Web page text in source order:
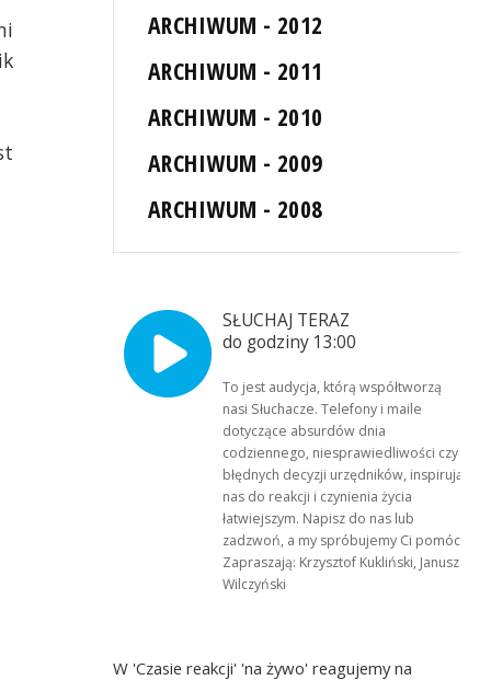
ARCHIWUM - 2012
ARCHIWUM - 2011
ARCHIWUM - 2010
ARCHIWUM - 2009
ARCHIWUM - 2008
SŁUCHAJ TERAZ
do godziny 13:00
To jest audycja, którą współtworzą
nasi Słuchacze. Telefony i maile
dotyczące absurdów dnia
codziennego, niesprawiedliwości czy
błędnych decyzji urzędników, inspirują
nas do reakcji i czynienia życia
łatwiejszym. Napisz do nas lub
zadzwoń, a my spróbujemy Ci pomóc.
Zapraszają: Krzysztof Kukliński, Janusz
Wilczyński
W 'Czasie reakcji' 'na żywo' reagujemy na